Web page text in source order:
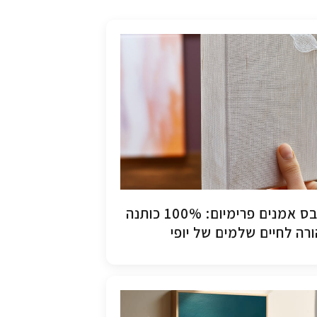
קנבס אמנים פרימיום: 100% כותנה
לחיים שלמים של יופי